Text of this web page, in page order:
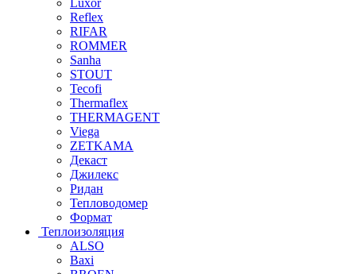
Reflex
RIFAR
ROMMER
Sanha
STOUT
Tecofi
Thermaflex
THERMAGENT
Viega
ZETKAMA
Декаст
Джилекс
Ридан
Тепловодомер
Формат
Теплоизоляция
ALSO
Baxi